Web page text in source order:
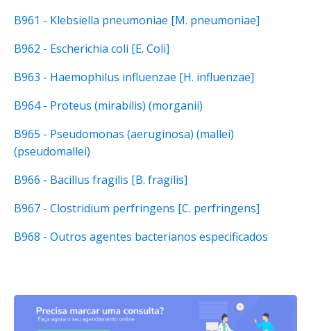
B961 - Klebsiella pneumoniae [M. pneumoniae]
B962 - Escherichia coli [E. Coli]
B963 - Haemophilus influenzae [H. influenzae]
B964 - Proteus (mirabilis) (morganii)
B965 - Pseudomonas (aeruginosa) (mallei)
(pseudomallei)
B966 - Bacillus fragilis [B. fragilis]
B967 - Clostridium perfringens [C. perfringens]
B968 - Outros agentes bacterianos especificados